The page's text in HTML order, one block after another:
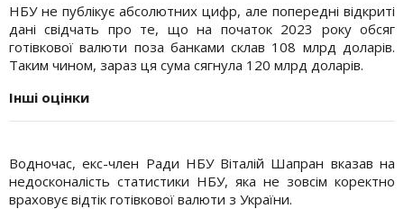
НБУ не публікує абсолютних цифр, але попередні відкриті
дані свідчать про те, що на початок 2023 року обсяг
готівкової валюти поза банками склав 108 млрд доларів.
Таким чином, зараз ця сума сягнула 120 млрд доларів.
Інші оцінки
Водночас, екс-член Ради НБУ Віталій Шапран вказав на
недосконалість статистики НБУ, яка не зовсім коректно
враховує відтік готівкової валюти з України.